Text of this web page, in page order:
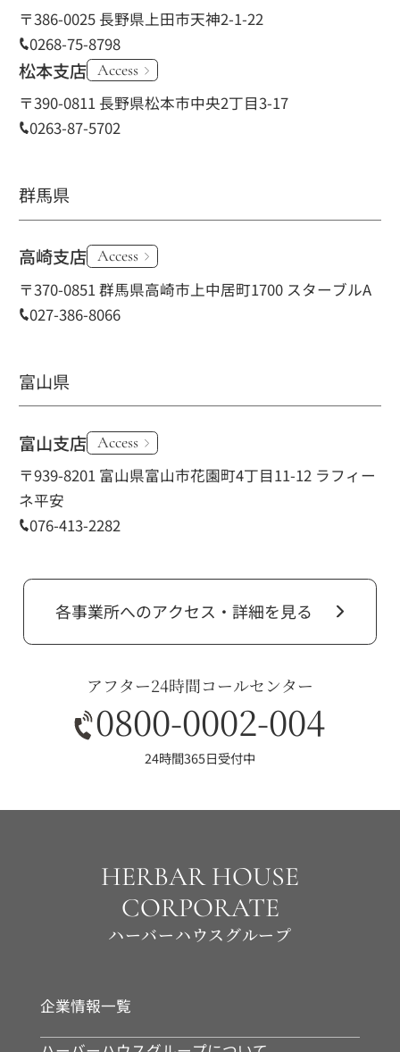
〒386-0025 長野県上田市天神2-1-22
0268-75-8798
松本支店 Access
〒390-0811 長野県松本市中央2丁目3-17
0263-87-5702
群馬県
高崎支店 Access
〒370-0851 群馬県高崎市上中居町1700 スターブルA
027-386-8066
富山県
富山支店 Access
〒939-8201 富山県富山市花園町4丁目11-12 ラフィー
ネ平安
076-413-2282
各事業所へのアクセス・詳細を見る
アフター24時間コールセンター
0800-0002-004
24時間365日受付中
HERBAR HOUSE
CORPORATE
ハーバーハウスグループ
企業情報一覧